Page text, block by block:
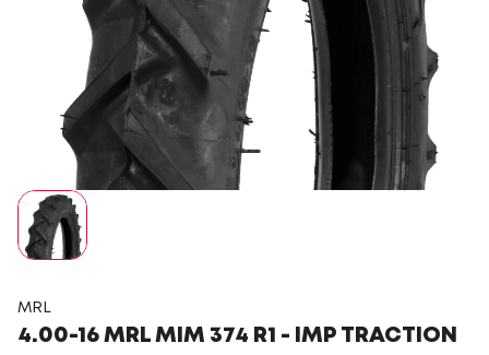
MRL
4.00-16 MRL MIM 374 R1 - IMP TRACTION